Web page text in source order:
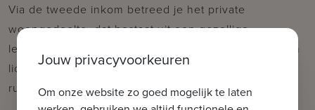
Via de tweede inkom betreed je het private
woongedeelte, dat bestaat uit een gezellige
leefruimte met open haard, een extra salonhoek, een
lichtrijke keuken met eetplaats, een bureelruimte,
ruime kelderberging, wasplaats en stookruimte.
Jouw privacyvoorkeuren
Om onze website zo goed mogelijk te laten